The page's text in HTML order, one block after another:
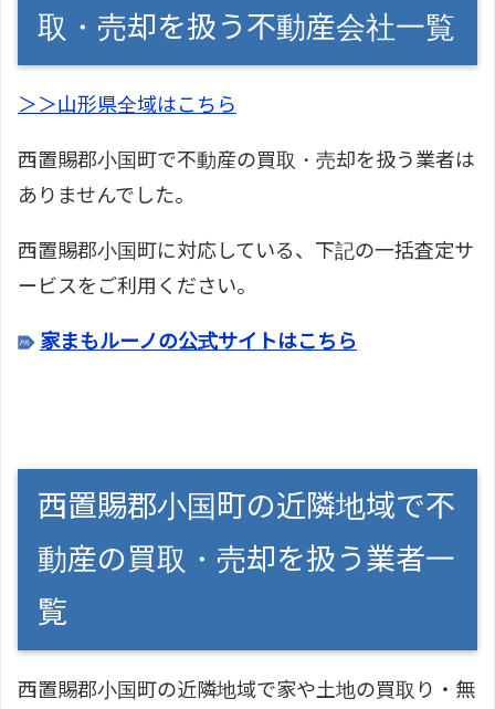
取・売却を扱う不動産会社一覧
＞＞山形県全域はこちら
西置賜郡小国町で不動産の買取・売却を扱う業者は
ありませんでした。
西置賜郡小国町に対応している、下記の一括査定サ
ービスをご利用ください。
家まもルーノの公式サイトはこちら
西置賜郡小国町の近隣地域で不
動産の買取・売却を扱う業者一
覧
西置賜郡小国町の近隣地域で家や土地の買取り・無